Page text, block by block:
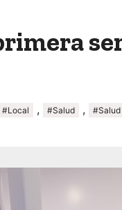
#Local , #Salud ,